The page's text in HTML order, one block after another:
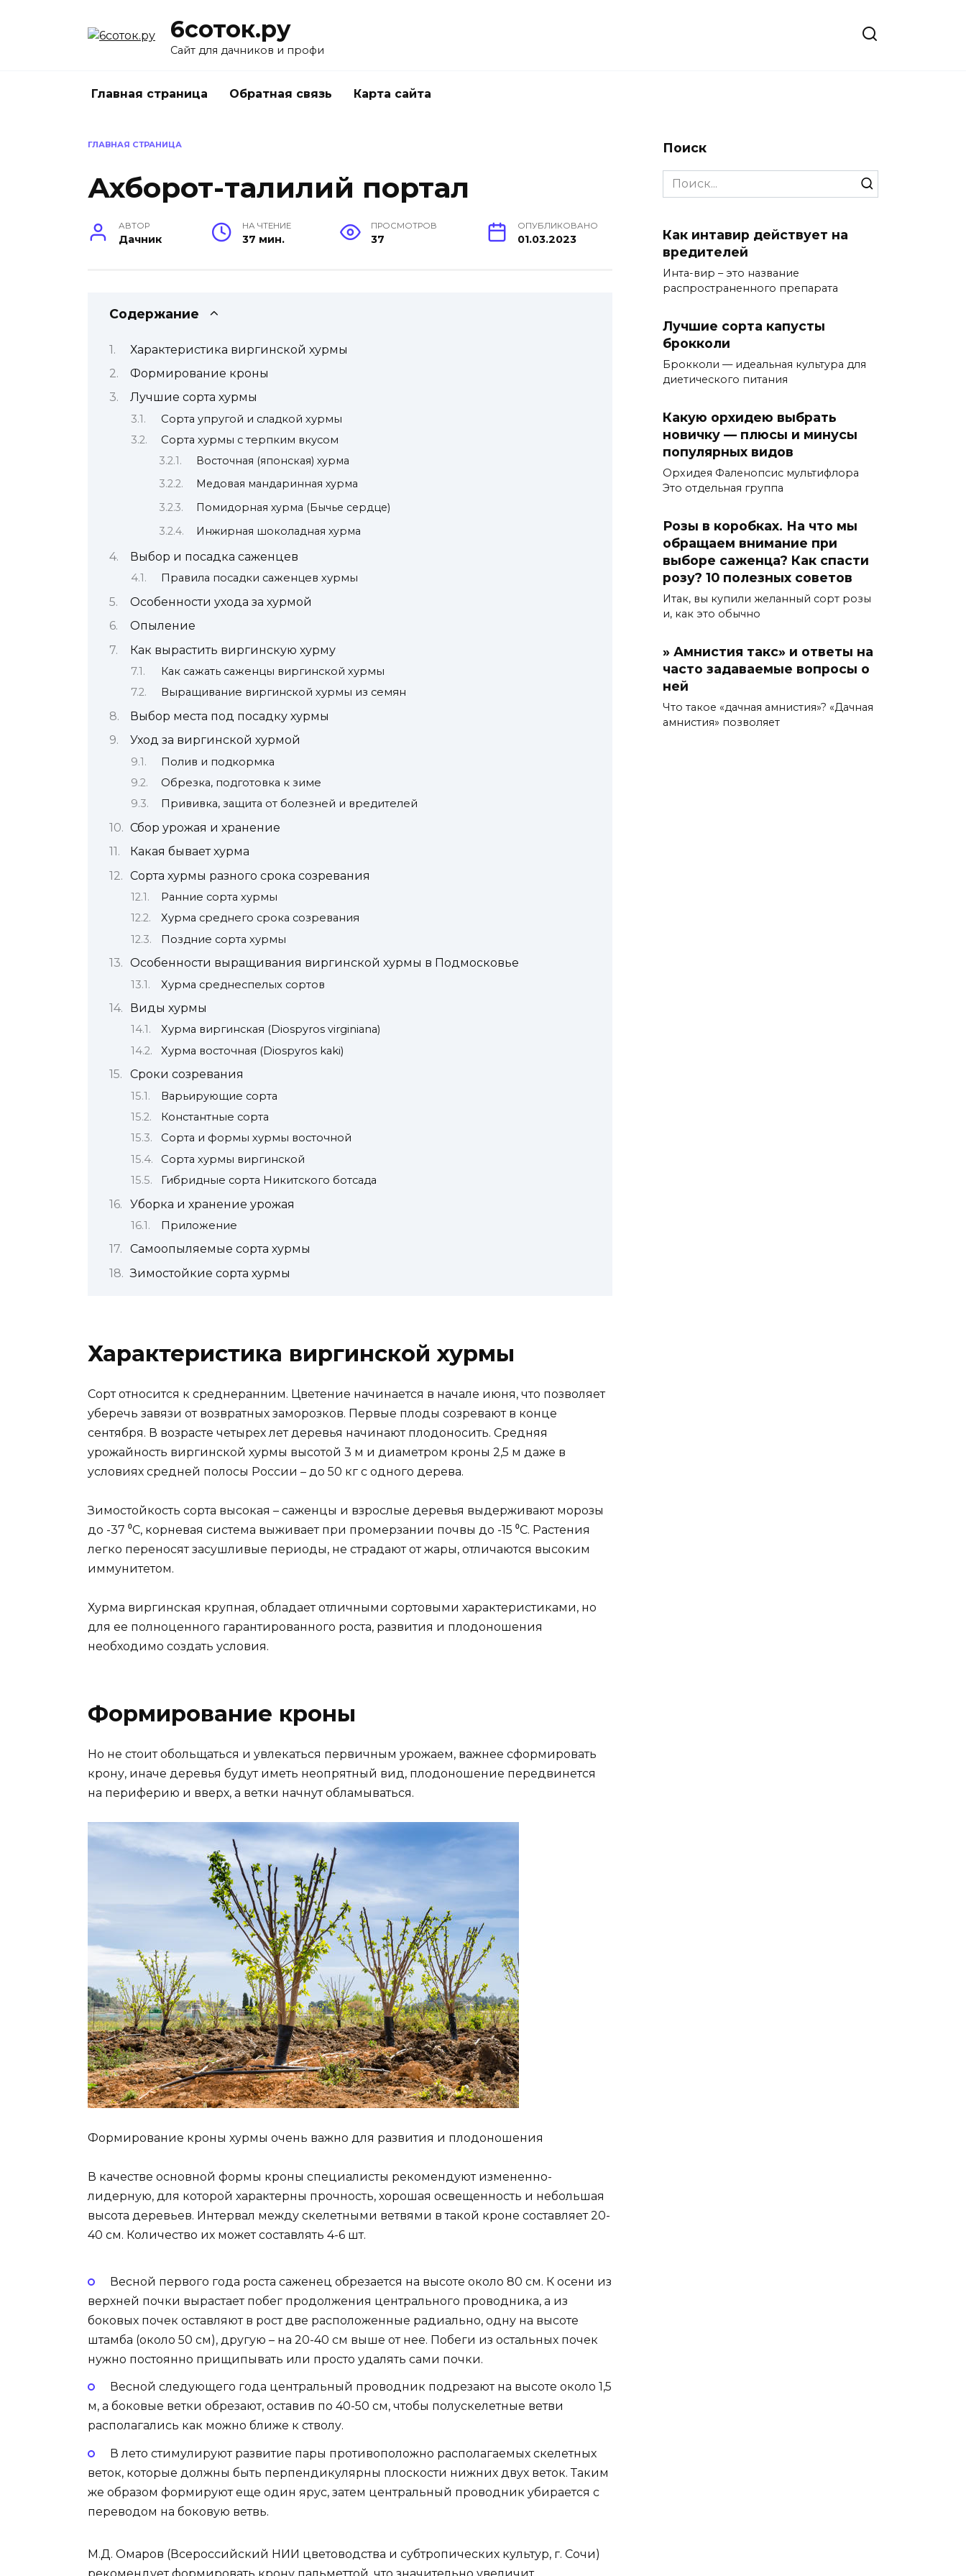
6соток.ру
Сайт для дачников и профи
Главная страница Обратная связь Карта сайта
ГЛАВНАЯ СТРАНИЦА
Ахборот-таҳлилий портал
АВТОР
Дачник
НА ЧТЕНИЕ
37 мин.
ПРОСМОТРОВ
37
ОПУБЛИКОВАНО
01.03.2023
Содержание
Характеристика виргинской хурмы
Формирование кроны
Лучшие сорта хурмы
Сорта упругой и сладкой хурмы
Сорта хурмы с терпким вкусом
Восточная (японская) хурма
Медовая мандаринная хурма
Помидорная хурма (Бычье сердце)
Инжирная шоколадная хурма
Выбор и посадка саженцев
Правила посадки саженцев хурмы
Особенности ухода за хурмой
Опыление
Как вырастить виргинскую хурму
Как сажать саженцы виргинской хурмы
Выращивание виргинской хурмы из семян
Выбор места под посадку хурмы
Уход за виргинской хурмой
Полив и подкормка
Обрезка, подготовка к зиме
Прививка, защита от болезней и вредителей
Сбор урожая и хранение
Какая бывает хурма
Сорта хурмы разного срока созревания
Ранние сорта хурмы
Хурма среднего срока созревания
Поздние сорта хурмы
Особенности выращивания виргинской хурмы в Подмосковье
Хурма среднеспелых сортов
Виды хурмы
Хурма виргинская (Diospyros virginiana)
Хурма восточная (Diospyros kaki)
Сроки созревания
Варьирующие сорта
Константные сорта
Сорта и формы хурмы восточной
Сорта хурмы виргинской
Гибридные сорта Никитского ботсада
Уборка и хранение урожая
Приложение
Самоопыляемые сорта хурмы
Зимостойкие сорта хурмы
Характеристика виргинской хурмы
Сорт относится к среднеранним. Цветение начинается в начале июня, что позволяет
уберечь завязи от возвратных заморозков. Первые плоды созревают в конце
сентября. В возрасте четырех лет деревья начинают плодоносить. Средняя
урожайность виргинской хурмы высотой 3 м и диаметром кроны 2,5 м даже в
условиях средней полосы России – до 50 кг с одного дерева.
Зимостойкость сорта высокая – саженцы и взрослые деревья выдерживают морозы
до -37 ⁰С, корневая система выживает при промерзании почвы до -15 ⁰С. Растения
легко переносят засушливые периоды, не страдают от жары, отличаются высоким
иммунитетом.
Хурма виргинская крупная, обладает отличными сортовыми характеристиками, но
для ее полноценного гарантированного роста, развития и плодоношения
необходимо создать условия.
Формирование кроны
Но не стоит обольщаться и увлекаться первичным урожаем, важнее сформировать
крону, иначе деревья будут иметь неопрятный вид, плодоношение передвинется
на периферию и вверх, а ветки начнут обламываться.
Формирование кроны хурмы очень важно для развития и плодоношения
В качестве основной формы кроны специалисты рекомендуют измененно-
лидерную, для которой характерны прочность, хорошая освещенность и небольшая
высота деревьев. Интервал между скелетными ветвями в такой кроне составляет 20-
40 см. Количество их может составлять 4-6 шт.
Весной первого года роста саженец обрезается на высоте около 80 см. К осени из
верхней почки вырастает побег продолжения центрального проводника, а из
боковых почек оставляют в рост две расположенные радиально, одну на высоте
штамба (около 50 см), другую – на 20-40 см выше от нее. Побеги из остальных почек
нужно постоянно прищипывать или просто удалять сами почки.
Весной следующего года центральный проводник подрезают на высоте около 1,5
м, а боковые ветки обрезают, оставив по 40-50 см, чтобы полускелетные ветви
располагались как можно ближе к стволу.
В лето стимулируют развитие пары противоположно располагаемых скелетных
веток, которые должны быть перпендикулярны плоскости нижних двух веток. Таким
же образом формируют еще один ярус, затем центральный проводник убирается с
переводом на боковую ветвь.
М.Д. Омаров (Всероссийский НИИ цветоводства и субтропических культур, г. Сочи)
рекомендует формировать крону пальметтой, что значительно увеличит
Поиск
Search
for:
Как интавир действует на
вредителей
Инта-вир – это название
распространенного препарата
Лучшие сорта капусты
брокколи
Брокколи — идеальная культура для
диетического питания
Какую орхидею выбрать
новичку — плюсы и минусы
популярных видов
Орхидея Фаленопсис мультифлора
Это отдельная группа
Розы в коробках. На что мы
обращаем внимание при
выборе саженца? Как спасти
розу? 10 полезных советов⁠⁠
Итак, вы купили желанный сорт розы
и, как это обычно
» Амнистия такс» и ответы на
часто задаваемые вопросы о
ней
Что такое «дачная амнистия»? «Дачная
амнистия» позволяет